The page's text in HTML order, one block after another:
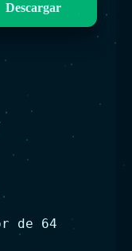
Descargar
de 64